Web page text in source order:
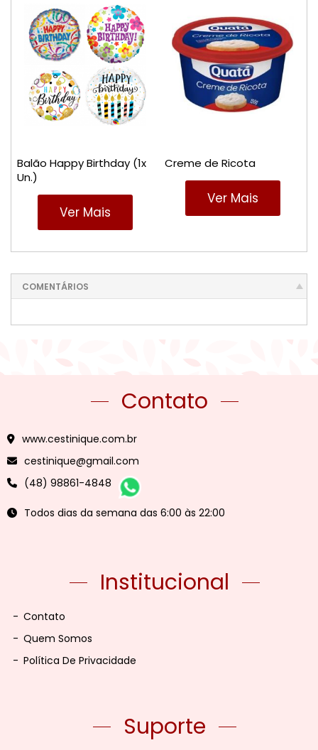
Balão Happy Birthday (1x
Un.)
Ver Mais
Creme de Ricota
Ver Mais
COMENTÁRIOS
Contato
www.cestinique.com.br
cestinique@gmail.com
(48) 98861-4848
Todos dias da semana das 6:00 às 22:00
Institucional
- Contato
- Quem Somos
- Política De Privacidade
Suporte